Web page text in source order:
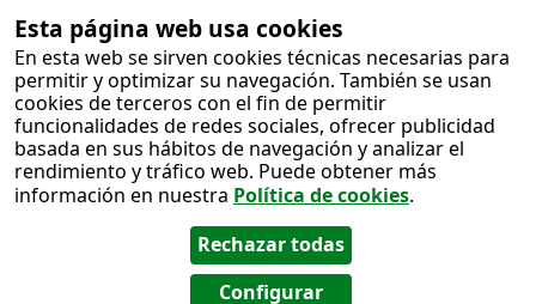
Esta página web usa cookies
En esta web se sirven cookies técnicas necesarias para
permitir y optimizar su navegación. También se usan
cookies de terceros con el fin de permitir
funcionalidades de redes sociales, ofrecer publicidad
basada en sus hábitos de navegación y analizar el
rendimiento y tráfico web. Puede obtener más
información en nuestra Política de cookies.